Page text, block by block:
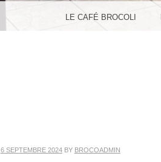
LE CAFÉ BROCOLI
6 SEPTEMBRE 2024BY BROCOADMIN